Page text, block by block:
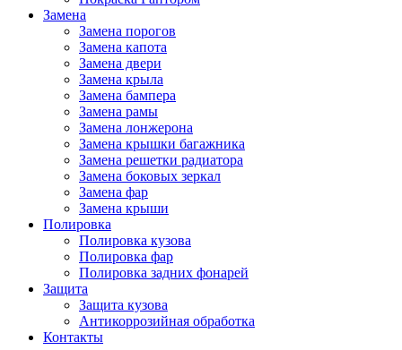
Замена
Замена порогов
Замена капота
Замена двери
Замена крыла
Замена бампера
Замена рамы
Замена лонжерона
Замена крышки багажника
Замена решетки радиатора
Замена боковых зеркал
Замена фар
Замена крыши
Полировка
Полировка кузова
Полировка фар
Полировка задних фонарей
Защита
Защита кузова
Антикоррозийная обработка
Контакты